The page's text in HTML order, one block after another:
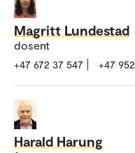
Magritt Lundestad
dosent
+47 672 37 547 +47
Harald Harung